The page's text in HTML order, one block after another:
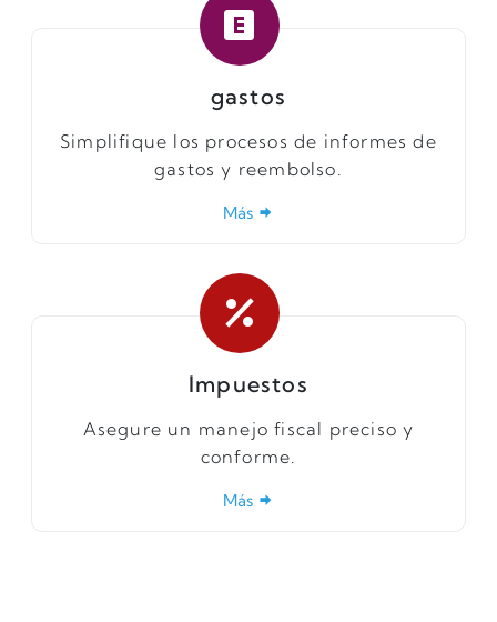
gastos
Simplifique los procesos de informes de
gastos y reembolso.
Más
Impuestos
Asegure un manejo fiscal preciso y
conforme.
Más